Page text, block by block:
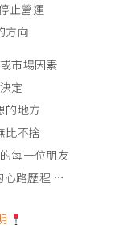
止營運
方向
市場因素
定
的地方
比不捨
每一位朋友
心路歷程 …